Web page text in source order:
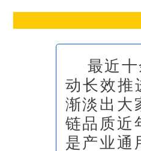
最近
动长效推
渐淡出大
链品质近
是产业通